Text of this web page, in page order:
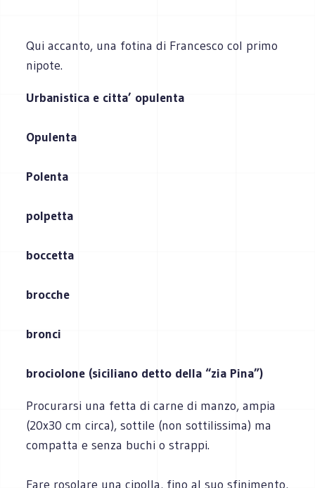
Qui accanto, una fotina di Francesco col primo
nipote.
Urbanistica e citta’ opulenta
Opulenta
Polenta
polpetta
boccetta
brocche
bronci
brociolone (siciliano detto della “zia Pina”)
Procurarsi una fetta di carne di manzo, ampia
(20x30 cm circa), sottile (non sottilissima) ma
compatta e senza buchi o strappi.
Fare rosolare una cipolla, fino al suo sfinimento,